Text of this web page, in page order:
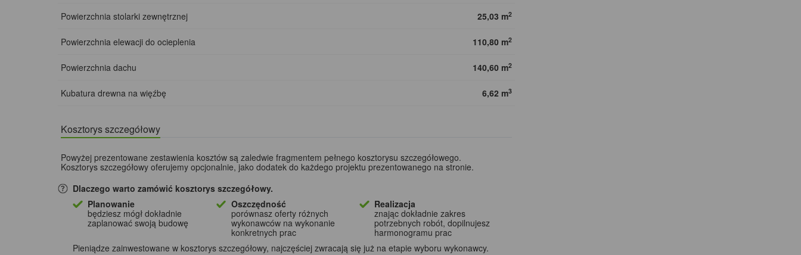
Powierzchnia stolarki zewnętrznej 25,03 m2
Powierzchnia elewacji do ocieplenia 110,80 m2
Powierzchnia dachu 140,60 m2
Kubatura drewna na więźbę 6,62 m3
Kosztorys szczegółowy
Powyżej prezentowane zestawienia kosztów są zaledwie fragmentem pełnego kosztorysu szczegółowego.
Kosztorys szczegółowy oferujemy opcjonalnie, jako dodatek do każdego projektu prezentowanego na stronie.
Dlaczego warto zamówić kosztorys szczegółowy.
Planowanie
będziesz mógł dokładnie
zaplanować swoją budowę
Oszczędność
porównasz oferty różnych
wykonawców na wykonanie
konkretnych prac
Realizacja
znając dokładnie zakres
potrzebnych robót, dopilnujesz
harmonogramu prac
Pieniądze zainwestowane w kosztorys szczegółowy, najczęściej zwracają się już na etapie wyboru wykonawcy.